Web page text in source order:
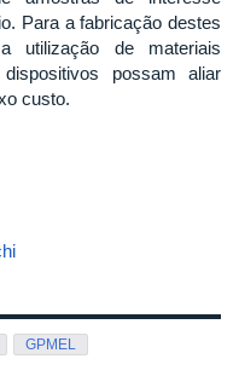
Para a fabricação destes
utilização de materiais
possam aliar
custo.
GPMEL